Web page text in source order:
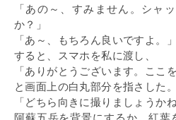
「あの～、すみません。シャ
か？」
「あ～、もちろん良いですよ。」
すると、スマホを私に渡し、
「ありがとうございます。ここ
と画面上の白丸部分を指さした。
「どちら向きに撮りましょうかね
阿蘇五岳を背景にするか、紅